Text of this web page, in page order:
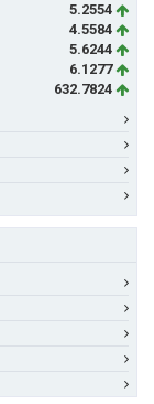
5.2554
4.5584
5.6244
6.1277
632.7824